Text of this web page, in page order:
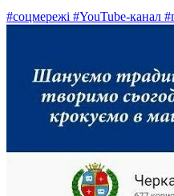
#соцмережі #YouTube-канал